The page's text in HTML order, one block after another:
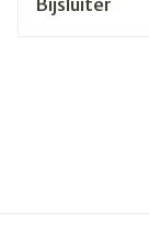
Bijsluiter